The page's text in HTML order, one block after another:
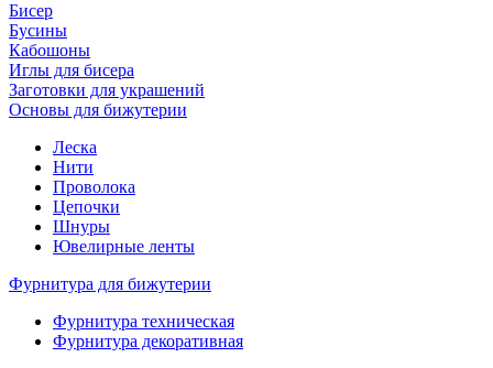
Бисер
Бусины
Кабошоны
Иглы для бисера
Заготовки для украшений
Основы для бижутерии
Леска
Нити
Проволока
Цепочки
Шнуры
Ювелирные ленты
Фурнитура для бижутерии
Фурнитура техническая
Фурнитура декоративная